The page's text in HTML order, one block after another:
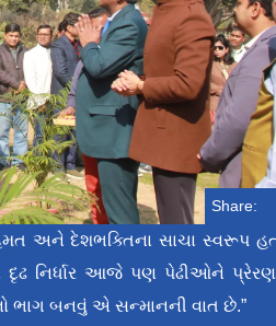
Share:
અને દેશભક્તિના સાચા સ્વરૂપ
દૃઢ નિર્ધાર આજે પણ પેઢીઓને
ભાગ બનવું એ સન્માનની વાત છે.”